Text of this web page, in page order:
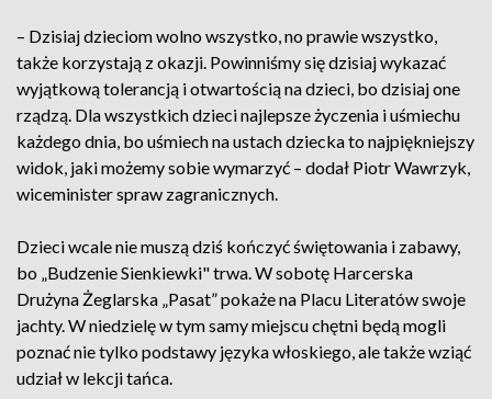
– Dzisiaj dzieciom wolno wszystko, no prawie wszystko,
także korzystają z okazji. Powinniśmy się dzisiaj wykazać
wyjątkową tolerancją i otwartością na dzieci, bo dzisiaj one
rządzą. Dla wszystkich dzieci najlepsze życzenia i uśmiechu
każdego dnia, bo uśmiech na ustach dziecka to najpiękniejszy
widok, jaki możemy sobie wymarzyć – dodał Piotr Wawrzyk,
wiceminister spraw zagranicznych.
Dzieci wcale nie muszą dziś kończyć świętowania i zabawy,
bo „Budzenie Sienkiewki" trwa. W sobotę Harcerska
Drużyna Żeglarska „Pasat” pokaże na Placu Literatów swoje
jachty. W niedzielę w tym samy miejscu chętni będą mogli
poznać nie tylko podstawy języka włoskiego, ale także wziąć
udział w lekcji tańca.